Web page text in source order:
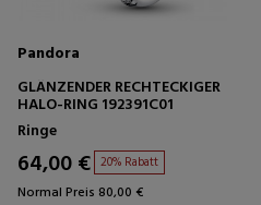
Pandora
GLÄNZENDER RECHTECKIGER
HALO-RING 192391C01
Ringe
64,00 € 20% Rabatt
Normal Preis 80,00 €